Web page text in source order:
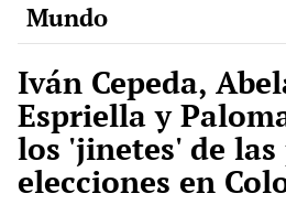
Mundo
Iván Cepeda,
Espriella y
los 'jinetes' de
elecciones en